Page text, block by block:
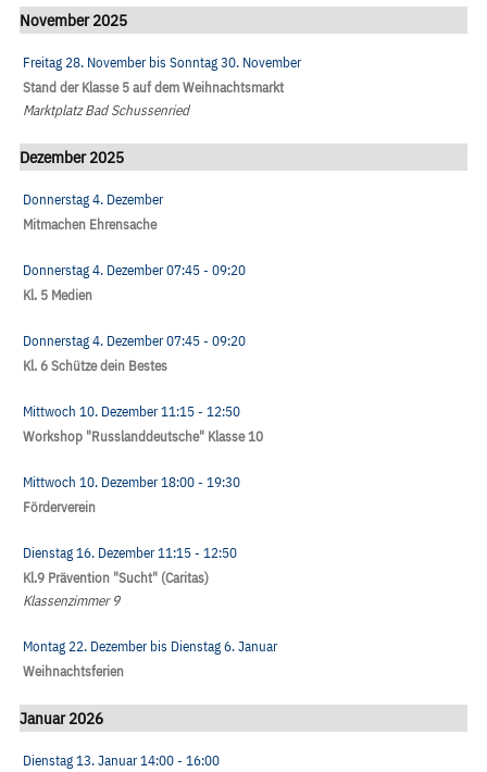
November 2025
Freitag 28. Novemberbis Sonntag 30. November
Stand der Klasse 5 auf dem Weihnachtsmarkt
Marktplatz Bad Schussenried
Dezember 2025
Donnerstag 4. Dezember
Mitmachen Ehrensache
Donnerstag 4. Dezember07:45- 09:20
Kl. 5 Medien
Donnerstag 4. Dezember07:45- 09:20
Kl. 6 Schütze dein Bestes
Mittwoch 10. Dezember11:15- 12:50
Workshop "Russlanddeutsche" Klasse 10
Mittwoch 10. Dezember18:00- 19:30
Förderverein
Dienstag 16. Dezember11:15- 12:50
Kl.9 Prävention "Sucht" (Caritas)
Klassenzimmer 9
Montag 22. Dezemberbis Dienstag 6. Januar
Weihnachtsferien
Januar 2026
Dienstag 13. Januar14:00- 16:00